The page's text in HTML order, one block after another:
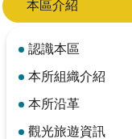
本區介紹
認識本區
本所組織介紹
本所沿革
觀光旅遊資訊